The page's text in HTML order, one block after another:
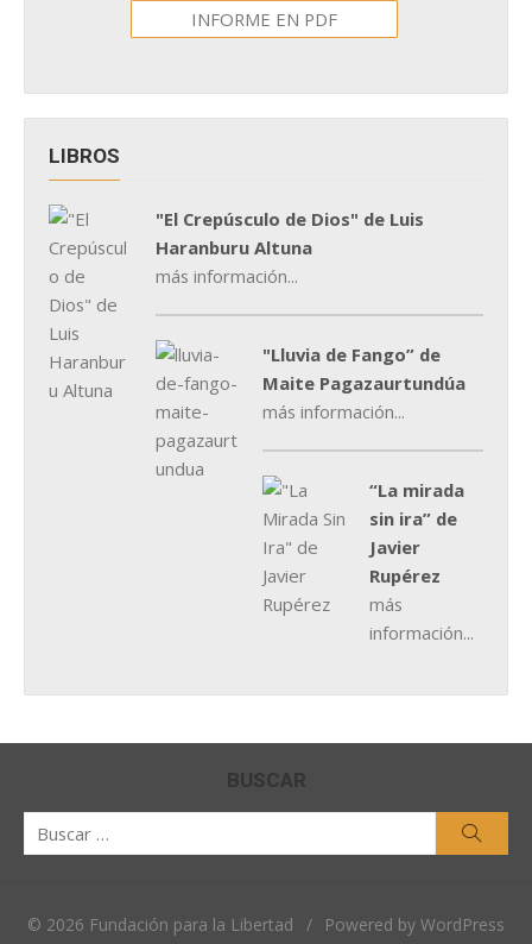
INFORME EN PDF
LIBROS
"El Crepúsculo de Dios" de Luis
Haranburu Altuna
más información...
"Lluvia de Fango” de
Maite Pagazaurtundúa
más información...
“La mirada
sin ira” de
Javier
Rupérez
más
información...
BUSCAR
© 2026 Fundación para la Libertad /
Powered by WordPress